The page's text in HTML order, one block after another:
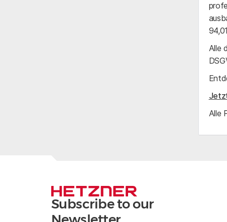
Alle
Alle
Subscribe to our